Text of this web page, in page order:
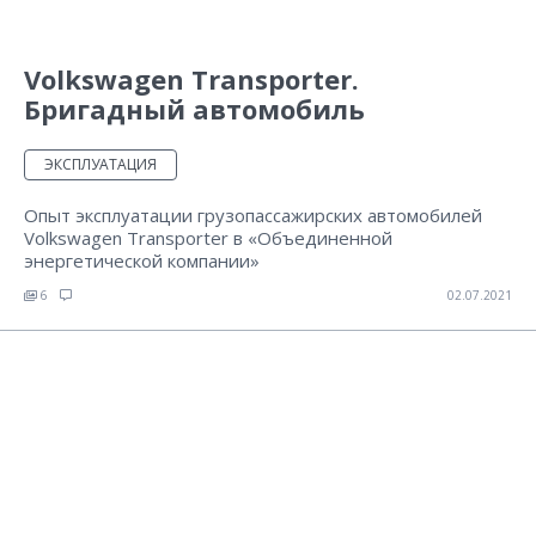
Volkswagen Transporter.
Бригадный автомобиль
ЭКСПЛУАТАЦИЯ
Опыт эксплуатации грузопассажирских автомобилей
Volkswagen Transporter в «Объединенной
энергетической компании»
6 02.07.2021